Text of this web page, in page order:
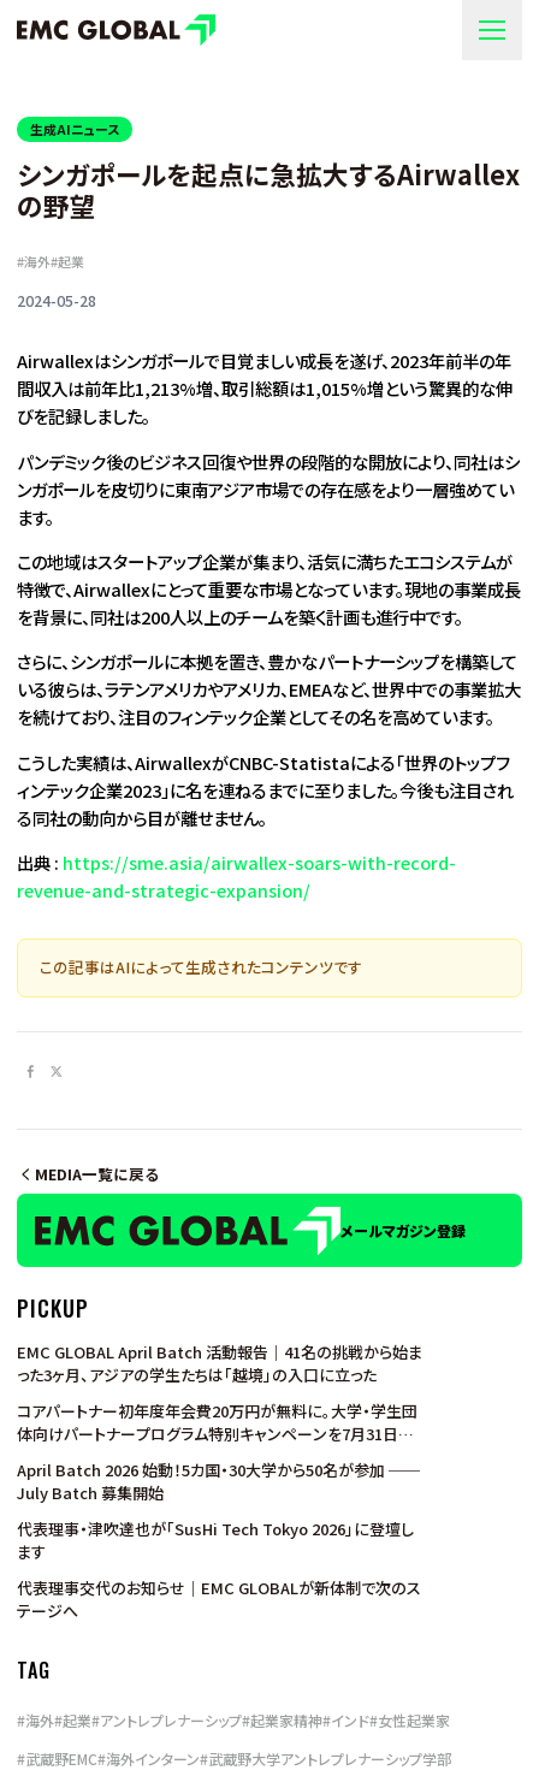
生成AIニュース
シンガポールを起点に急拡大するAirwallex
の野望
#海外#起業
2024-05-28
Airwallexはシンガポールで目覚ましい成長を遂げ、2023年前半の年
間収入は前年比1,213%増、取引総額は1,015%増という驚異的な伸
びを記録しました。
パンデミック後のビジネス回復や世界の段階的な開放により、同社はシ
ンガポールを皮切りに東南アジア市場での存在感をより一層強めてい
ます。
この地域はスタートアップ企業が集まり、活気に満ちたエコシステムが
特徴で、Airwallexにとって重要な市場となっています。現地の事業成長
を背景に、同社は200人以上のチームを築く計画も進行中です。
さらに、シンガポールに本拠を置き、豊かなパートナーシップを構築して
いる彼らは、ラテンアメリカやアメリカ、EMEAなど、世界中での事業拡大
を続けており、注目のフィンテック企業としてその名を高めています。
こうした実績は、AirwallexがCNBC-Statistaによる「世界のトップフ
ィンテック企業2023」に名を連ねるまでに至りました。今後も注目され
る同社の動向から目が離せません。
出典 : https://sme.asia/airwallex-soars-with-record-
revenue-and-strategic-expansion/
この記事はAIによって生成されたコンテンツです
MEDIA一覧に戻る
メールマガジン登録
PICKUP
EMC GLOBAL April Batch 活動報告｜41名の挑戦から始ま
った3ヶ月、アジアの学生たちは「越境」の入口に立った
コアパートナー初年度年会費20万円が無料に。大学・学生団
体向けパートナープログラム特別キャンペーンを7月31日ま
April Batch 2026 始動！5カ国・30大学から50名が参加 ──
July Batch 募集開始
代表理事・津吹達也が「SusHi Tech Tokyo 2026」に登壇し
ます
代表理事交代のお知らせ｜EMC GLOBALが新体制で次のス
テージへ
TAG
#海外#起業#アントレプレナーシップ#起業家精神#インド#女性起業家
#武蔵野EMC#海外インターン#武蔵野大学アントレプレナーシップ学部